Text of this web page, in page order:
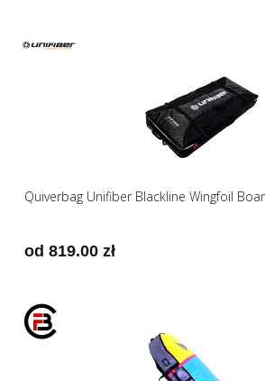
Quiverbag Unifiber Blackline Wingfoil
od 819.00 zł